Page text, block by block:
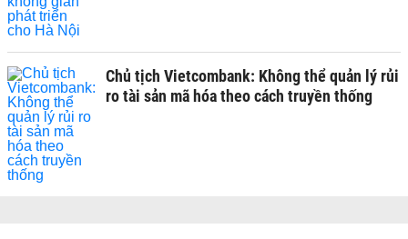
Chủ tịch Vietcombank: Không thể quản lý rủi
ro tài sản mã hóa theo cách truyền thống